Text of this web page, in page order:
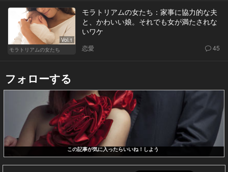
Vol.1
モラトリアムの女たち
モラトリアムの女たち：家事に協力的な夫
と、かわいい娘。それでも女が満たされな
いワケ
恋愛 45
フォローする
この記事が気に入ったらいいね！しよう